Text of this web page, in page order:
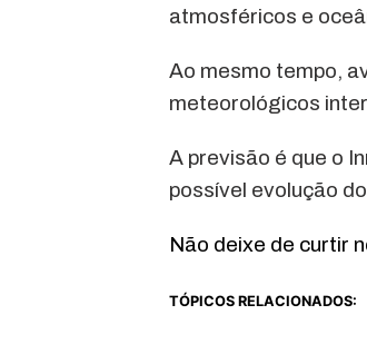
atmosféricos e
Ao mesmo tempo,
meteorológicos
A previsão é que o
possível evolução
Não deixe de curtir
TÓPICOS RELACIONADOS: